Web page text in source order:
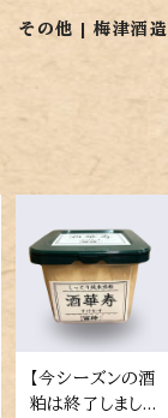
その他 | 梅津酒造
【今シーズンの酒
粕は終了しまし